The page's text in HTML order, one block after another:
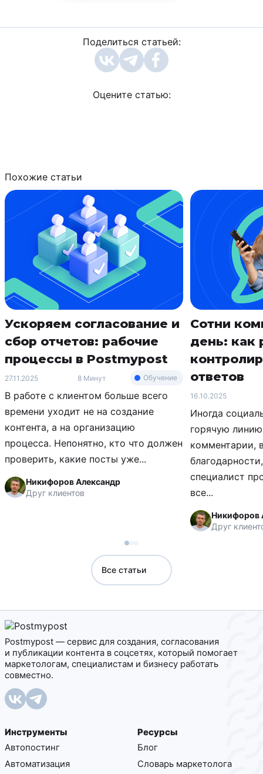
Поделиться статьей:
Оцените статью:
Похожие статьи
Ускоряем согласование и
сбор отчетов: рабочие
процессы в Postmypost
27.11.2025 8 Минут Обучение
В работе с клиентом больше всего
времени уходит не на создание
контента, а на организацию
процесса. Непонятно, кто что должен
проверить, какие посты уже...
Никифоров Александр
Друг клиентов
Сотни
день: как
ответов
16.10.2025
Иногда
горячую
комментарии,
специалист
все...
Никифоров
Друг
Все статьи
Postmypost — сервис для создания, согласования
и публикации контента в соцсетях, который помогает
маркетологам, специалистам и бизнесу работать
совместно.
Инструменты
Автопостинг
Автоматизация
Ресурсы
Блог
Cловарь маркетолога